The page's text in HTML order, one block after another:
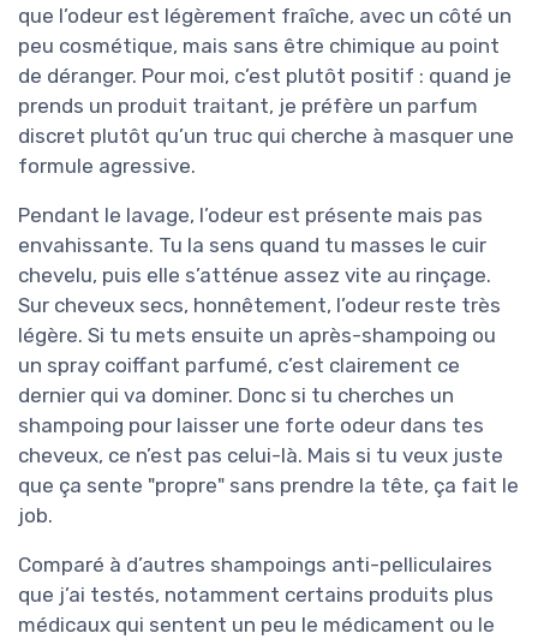
que l’odeur est légèrement fraîche, avec un côté un
peu cosmétique, mais sans être chimique au point
de déranger. Pour moi, c’est plutôt positif : quand je
prends un produit traitant, je préfère un parfum
discret plutôt qu’un truc qui cherche à masquer une
formule agressive.
Pendant le lavage, l’odeur est présente mais pas
envahissante. Tu la sens quand tu masses le cuir
chevelu, puis elle s’atténue assez vite au rinçage.
Sur cheveux secs, honnêtement, l’odeur reste très
légère. Si tu mets ensuite un après-shampoing ou
un spray coiffant parfumé, c’est clairement ce
dernier qui va dominer. Donc si tu cherches un
shampoing pour laisser une forte odeur dans tes
cheveux, ce n’est pas celui-là. Mais si tu veux juste
que ça sente "propre" sans prendre la tête, ça fait le
job.
Comparé à d’autres shampoings anti-pelliculaires
que j’ai testés, notamment certains produits plus
médicaux qui sentent un peu le médicament ou le